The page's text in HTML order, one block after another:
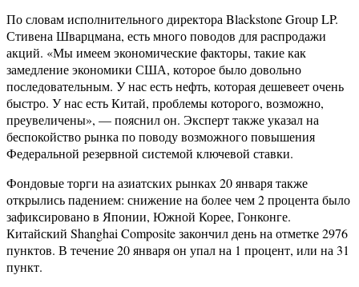
По словам исполнительного директора Blackstone Group LP.
Стивена Шварцмана, есть много поводов для распродажи
акций. «Мы имеем экономические факторы, такие как
замедление экономики США, которое было довольно
последовательным. У нас есть нефть, которая дешевеет очень
быстро. У нас есть Китай, проблемы которого, возможно,
преувеличены», — пояснил он. Эксперт также указал на
беспокойство рынка по поводу возможного повышения
Федеральной резервной системой ключевой ставки.
Фондовые торги на азиатских рынках 20 января также
открылись падением: снижение на более чем 2 процента было
зафиксировано в Японии, Южной Корее, Гонконге.
Китайский Shanghai Composite закончил день на отметке 2976
пунктов. В течение 20 января он упал на 1 процент, или на 31
пункт.